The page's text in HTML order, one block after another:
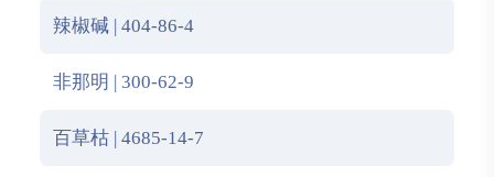
辣椒碱 | 404-86-4
非那明 | 300-62-9
百草枯 | 4685-14-7